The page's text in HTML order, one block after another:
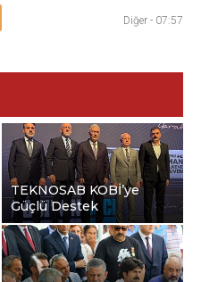
Diğer - 07:57
TEKNOSAB KOBİ’ye
Güçlü Destek